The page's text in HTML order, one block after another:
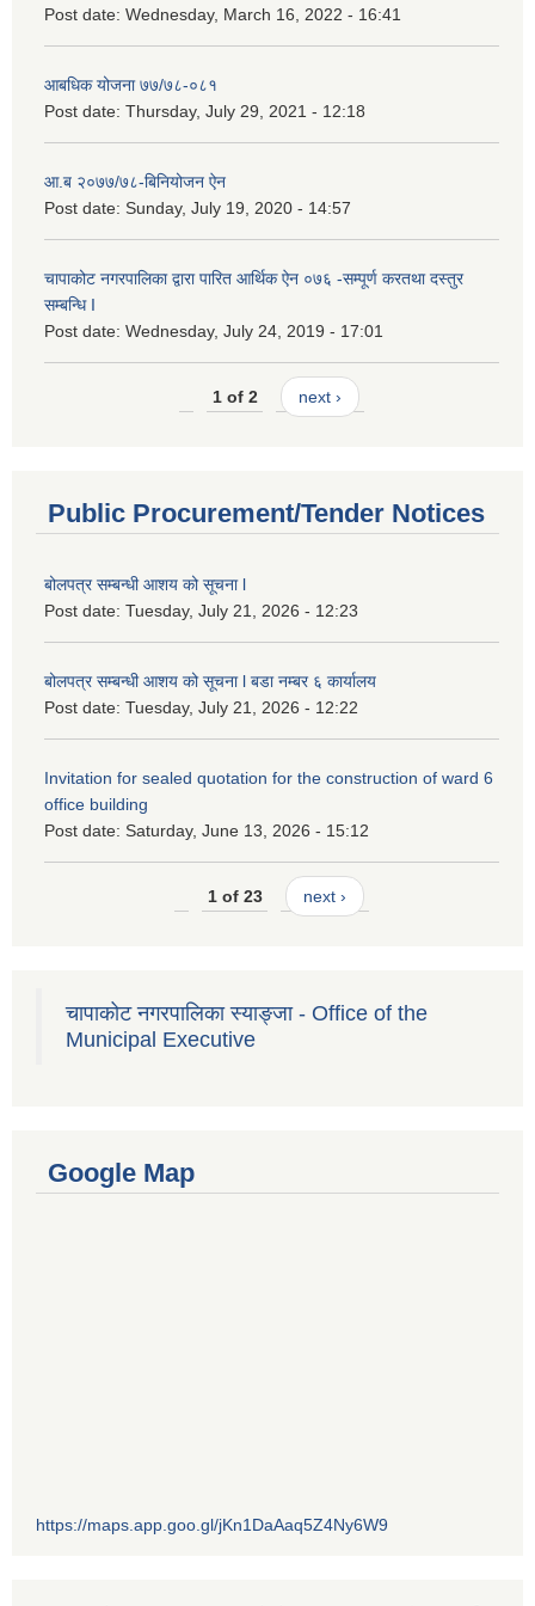
Post date: Wednesday, March 16, 2022 - 16:41
आबधिक योजना ७७/७८-०८१
Post date: Thursday, July 29, 2021 - 12:18
आ.ब २०७७/७८-बिनियोजन ऐन
Post date: Sunday, July 19, 2020 - 14:57
चापाकोट नगरपालिका द्वारा पारित आर्थिक ऐन ०७६ -सम्पूर्ण करतथा दस्तुर
सम्बन्धि I
Post date: Wednesday, July 24, 2019 - 17:01
1 of 2 next ›
Public Procurement/Tender Notices
बोलपत्र सम्बन्धी आशय को सूचना l
Post date: Tuesday, July 21, 2026 - 12:23
बोलपत्र सम्बन्धी आशय को सूचना l बडा नम्बर ६ कार्यालय
Post date: Tuesday, July 21, 2026 - 12:22
Invitation for sealed quotation for the construction of ward 6
office building
Post date: Saturday, June 13, 2026 - 15:12
1 of 23 next ›
चापाकोट नगरपालिका स्याङ्जा - Office of the
Municipal Executive
Google Map
https://maps.app.goo.gl/jKn1DaAaq5Z4Ny6W9